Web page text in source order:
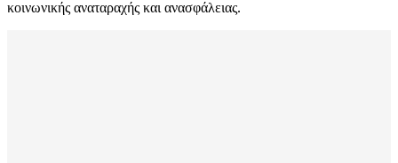
κοινωνικής αναταραχής και ανασφάλειας.